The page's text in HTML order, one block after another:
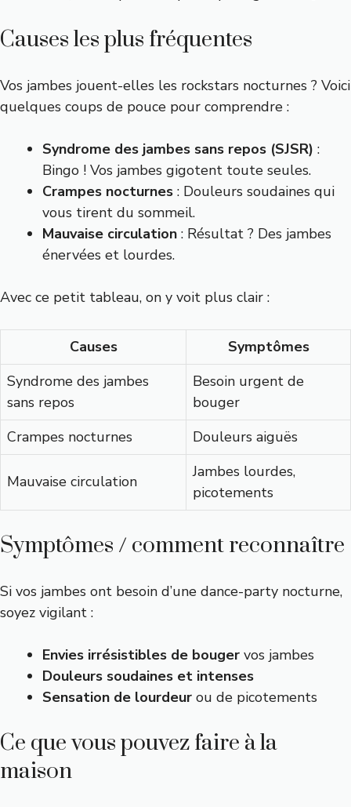
Causes les plus fréquentes
Vos jambes jouent-elles les rockstars nocturnes ? Voici
quelques coups de pouce pour comprendre :
Syndrome des jambes sans repos (SJSR) :
Bingo ! Vos jambes gigotent toute seules.
Crampes nocturnes : Douleurs soudaines qui
vous tirent du sommeil.
Mauvaise circulation : Résultat ? Des jambes
énervées et lourdes.
Avec ce petit tableau, on y voit plus clair :
Causes
Symptômes
Syndrome des jambes
sans repos
Besoin urgent de
bouger
Crampes nocturnes
Douleurs aiguës
Mauvaise circulation
Jambes lourdes,
picotements
Symptômes / comment reconnaître
Si vos jambes ont besoin d’une dance-party nocturne,
soyez vigilant :
Envies irrésistibles de bouger vos jambes
Douleurs soudaines et intenses
Sensation de lourdeur ou de picotements
Ce que vous pouvez faire à la
maison